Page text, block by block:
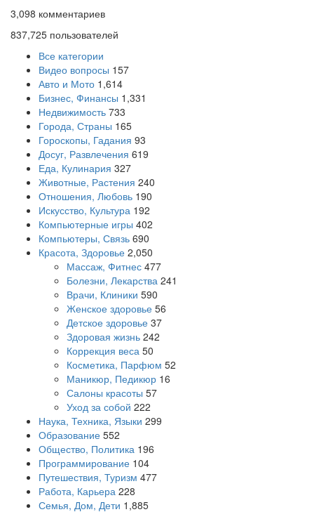
3,098 комментариев
837,725 пользователей
Все категории
Видео вопросы 157
Авто и Мото 1,614
Бизнес, Финансы 1,331
Недвижимость 733
Города, Страны 165
Гороскопы, Гадания 93
Досуг, Развлечения 619
Еда, Кулинария 327
Животные, Растения 240
Отношения, Любовь 190
Искусство, Культура 192
Компьютерные игры 402
Компьютеры, Связь 690
Красота, Здоровье 2,050
Массаж, Фитнес 477
Болезни, Лекарства 241
Врачи, Клиники 590
Женское здоровье 56
Детское здоровье 37
Здоровая жизнь 242
Коррекция веса 50
Косметика, Парфюм 52
Маникюр, Педикюр 16
Салоны красоты 57
Уход за собой 222
Наука, Техника, Языки 299
Образование 552
Общество, Политика 196
Программирование 104
Путешествия, Туризм 477
Работа, Карьера 228
Семья, Дом, Дети 1,885